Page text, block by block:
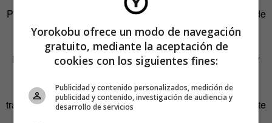
Point. Por eso quiso construir todos sus negocios al calor de
la relaciones humanas y la atención al cliente. El
emprendedor es un inmigrante bielorruso que comenzó
llenando neveras de hielo en una licorería de New Jersey
cada hora y no salía del sótano. Un buen día, le tocó
trabajar atendiendo al público y todo cambió. «Toda la gente
Yorokobu ofrece un modo de navegación
gratuito, mediante la aceptación de
cookies con los siguientes fines:
Publicidad y contenido personalizados, medición de
publicidad y contenido, investigación de audiencia y
desarrollo de servicios